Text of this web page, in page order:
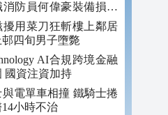
消防員何偉豪裝備損毀
擾用菜刀狂斬樓上鄰居
四旬男子墮斃
AI合規跨境金融
國資注資加持
電單車相撞 鐵騎士捲
小時不治